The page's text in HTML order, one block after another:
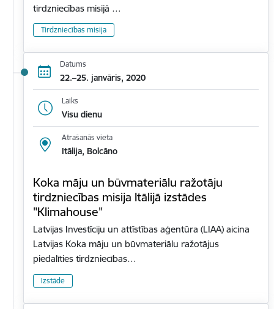
tirdzniecības misijā …
Tirdzniecības misija
Datums
22.–25. janvāris, 2020
Laiks
Visu dienu
Atrašanās vieta
Itālija, Bolcāno
Koka māju un būvmateriālu ražotāju
tirdzniecības misija Itālijā izstādes
"Klimahouse"
Latvijas Investīciju un attīstības aģentūra (LIAA) aicina
Latvijas Koka māju un būvmateriālu ražotājus
piedalīties tirdzniecības…
Izstāde